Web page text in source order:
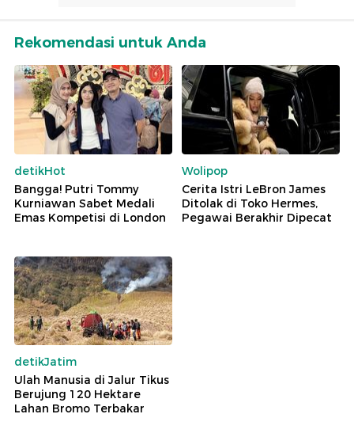
Rekomendasi untuk Anda
detikHot
Bangga! Putri Tommy
Kurniawan Sabet Medali
Emas Kompetisi di London
Wolipop
Cerita Istri LeBron James
Ditolak di Toko Hermes,
Pegawai Berakhir Dipecat
detikJatim
Ulah Manusia di Jalur Tikus
Berujung 120 Hektare
Lahan Bromo Terbakar